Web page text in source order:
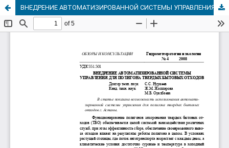
ВНЕДРЕНИЕ АВТОМАТИЗИРОВАННОЙ СИСТЕМЫ УПРАВЛЕНИЯ ДЛЯ ПОЛИГОНА ТВЕРДЫХ БЫТОВЫХ ОТХОДОВ